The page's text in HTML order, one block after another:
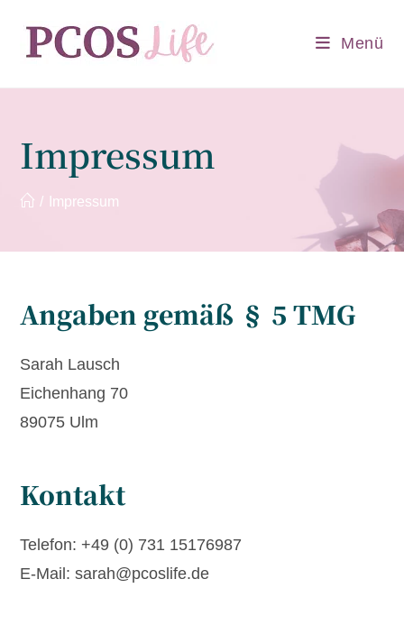
Inhalt
springen
Menü
Impressum
/ Impressum
Angaben gemäß § 5 TMG
Sarah Lausch
Eichenhang 70
89075 Ulm
Kontakt
Telefon: +49 (0) 731 15176987
E-Mail: sarah@pcoslife.de